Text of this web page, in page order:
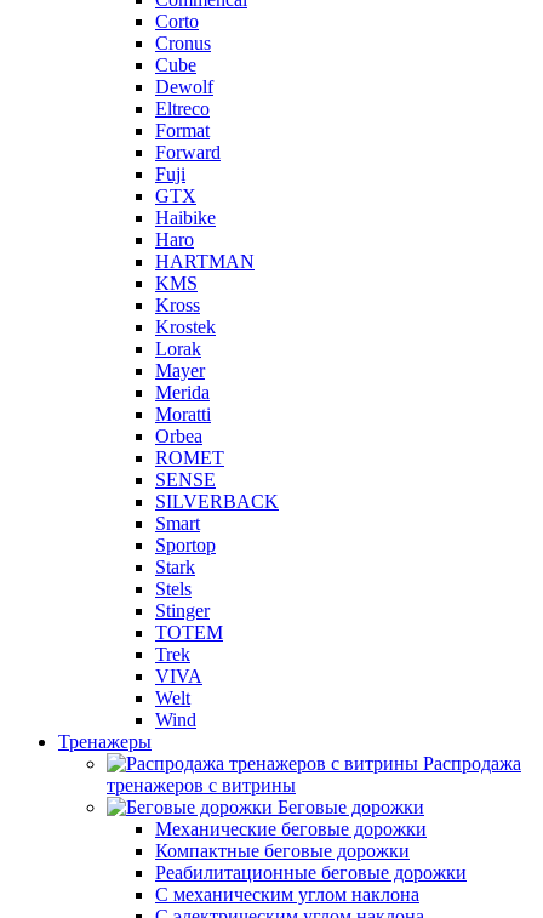
Corto
Cronus
Cube
Dewolf
Eltreco
Format
Forward
Fuji
GTX
Haibike
Haro
HARTMAN
KMS
Kross
Krostek
Lorak
Mayer
Merida
Moratti
Orbea
ROMET
SENSE
SILVERBACK
Smart
Sportop
Stark
Stels
Stinger
TOTEM
Trek
VIVA
Welt
Wind
Тренажеры
Распродажа
тренажеров с витрины
Беговые дорожки
Механические беговые дорожки
Компактные беговые дорожки
Реабилитационные беговые дорожки
С механическим углом наклона